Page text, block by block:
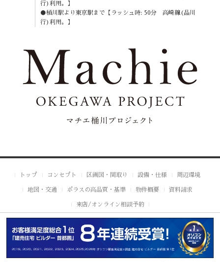
行)利用。】
●桶川駅より東京駅まで【ラッシュ時: 50分 高崎線(品川
行)利用。】
トップ コンセプト 区画図・間取り 設備・仕様 周辺環境
地図・交通 ポラスの高品質・基準 物件概要 資料請求
来店/オンライン相談予約